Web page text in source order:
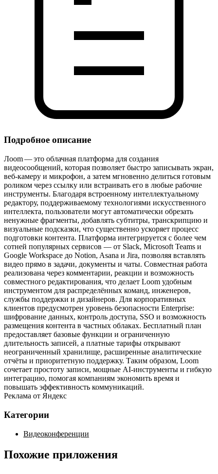
Подробное описание
Лoom — это облачная платформа для создания
видеосообщений, которая позволяет быстро записывать экран,
веб‑камеру и микрофон, а затем мгновенно делиться готовым
роликом через ссылку или встраивать его в любые рабочие
инструменты. Благодаря встроенному интеллектуальному
редактору, поддерживаемому технологиями искусственного
интеллекта, пользователи могут автоматически обрезать
ненужные фрагменты, добавлять субтитры, транскрипцию и
визуальные подсказки, что существенно ускоряет процесс
подготовки контента. Платформа интегрируется с более чем
сотней популярных сервисов — от Slack, Microsoft Teams и
Google Workspace до Notion, Asana и Jira, позволяя вставлять
видео прямо в задачи, документы и чаты. Совместная работа
реализована через комментарии, реакции и возможность
совместного редактирования, что делает Loom удобным
инструментом для распределённых команд, инженеров,
службы поддержки и дизайнеров. Для корпоративных
клиентов предусмотрен уровень безопасности Enterprise:
шифрование данных, контроль доступа, SSO и возможность
размещения контента в частных облаках. Бесплатный план
предоставляет базовые функции и ограниченную
длительность записей, а платные тарифы открывают
неограниченный хранилище, расширенные аналитические
отчёты и приоритетную поддержку. Таким образом, Loom
сочетает простоту записи, мощные AI‑инструменты и гибкую
интеграцию, помогая компаниям экономить время и
повышать эффективность коммуникаций.
Реклама от Яндекс
Категории
Видеоконференции
Похожие приложения